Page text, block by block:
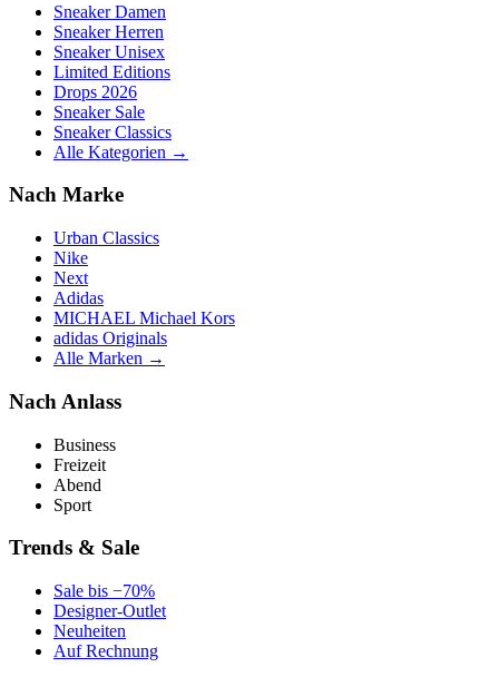
Sneaker Damen
Sneaker Herren
Sneaker Unisex
Limited Editions
Drops 2026
Sneaker Sale
Sneaker Classics
Alle Kategorien →
Nach Marke
Urban Classics
Nike
Next
Adidas
MICHAEL Michael Kors
adidas Originals
Alle Marken →
Nach Anlass
Business
Freizeit
Abend
Sport
Trends & Sale
Sale bis −70%
Designer-Outlet
Neuheiten
Auf Rechnung